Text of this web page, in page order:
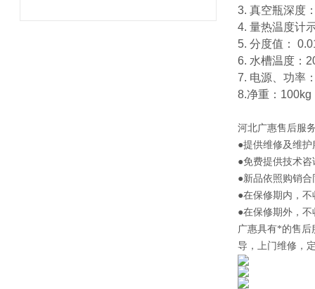
3. 真空瓶深度
4. 量热温度计
5. 分度值：
6. 水槽温度：
7. 电源、功率
8.净重：100kg
河北广惠售后服
●提供维修及维
●免费提供技术咨
●新品依照购销
●在保修期内，
●在保修期外，
广惠具有*的售后
导，上门维修，